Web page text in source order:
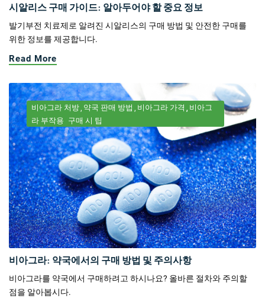
시알리스 구매 가이드: 알아두어야 할 중요 정보
발기부전 치료제로 알려진 시알리스의 구매 방법 및 안전한 구매를
위한 정보를 제공합니다.
Read More
비아그라 처방 약국 판매 방법 비아그라 가격
비아그
라 부작용 구매 시 팁
비아그라: 약국에서의 구매 방법 및 주의사항
비아그라를 약국에서 구매하려고 하시나요? 올바른 절차와 주의할
점을 알아봅시다.